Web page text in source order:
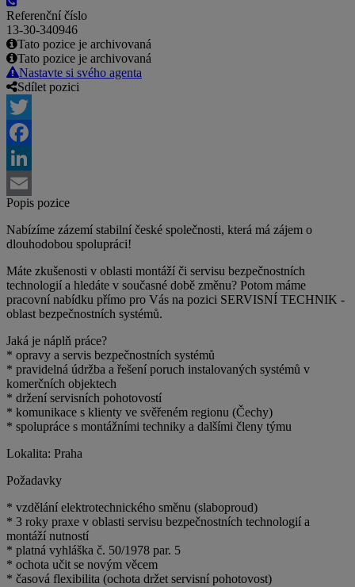
Referenční číslo
13-30-340946
Tato pozice je archivovaná
Tato pozice je archivovaná
Nastavte si svého agenta
Sdílet pozici
Twitter
Facebook
LinkedIn
Email
Popis pozice
Nabízíme zázemí stabilní české společnosti, která má zájem o
dlouhodobou spolupráci!
Máte zkušenosti v oblasti montáží či servisu bezpečnostních
technologií a hledáte v současné době změnu? Potom máme
pracovní nabídku přímo pro Vás na pozici SERVISNÍ TECHNIK -
oblast bezpečnostních systémů.
Jaká je náplň práce?
* opravy a servis bezpečnostních systémů
* pravidelná údržba a řešení poruch instalovaných systémů v
komerčních objektech
* držení servisních pohotovostí
* komunikace s klienty ve svěřeném regionu (Čechy)
* spolupráce s montážními techniky a dalšími členy týmu
Lokalita: Praha
Požadavky
* vzdělání elektrotechnického směnu (slaboproud)
* 3 roky praxe v oblasti servisu bezpečnostních technologií a
montáží nutností
* platná vyhláška č. 50/1978 par. 5
* ochota učit se novým věcem
* časová flexibilita (ochota držet servisní pohotovost)